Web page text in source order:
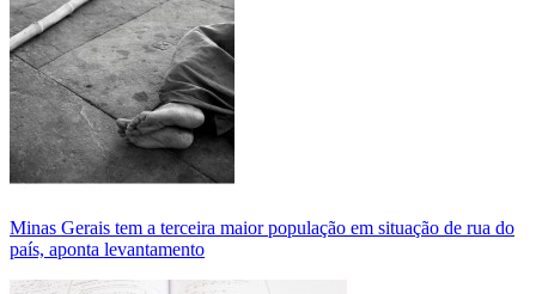
Minas Gerais tem a terceira maior população em situação de rua do
país, aponta levantamento